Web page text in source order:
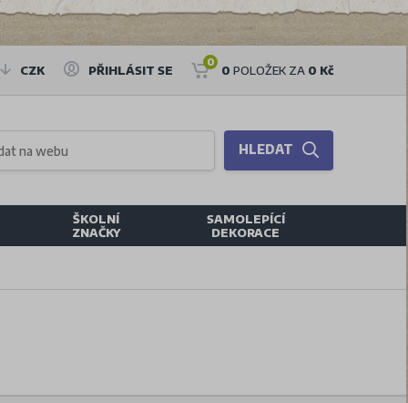
CZK PŘIHLÁSIT SE
0
0 POLOŽEK ZA 0 Kč
HLEDAT
ŠKOLNÍ
ZNAČKY
SAMOLEPÍCÍ
DEKORACE